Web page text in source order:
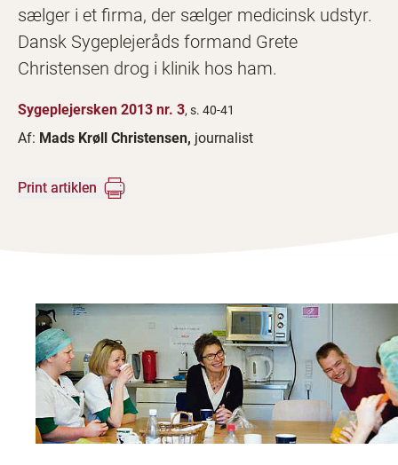
sælger i et firma, der sælger medicinsk udstyr.
Dansk Sygeplejeråds formand Grete
Christensen drog i klinik hos ham.
Sygeplejersken 2013 nr. 3, s. 40-41
Af: Mads Krøll Christensen, journalist
Print artiklen